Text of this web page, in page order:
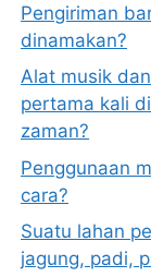
Pengiriman
dinamakan?
Alat musik
pertama kali
zaman?
Penggunaan
cara?
Suatu lahan
jagung, padi,